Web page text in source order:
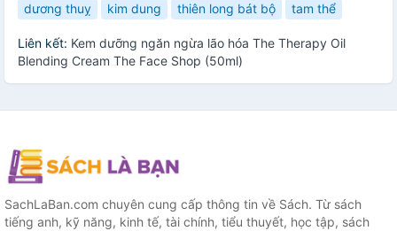
dương thuỵ
kim dung thiên long bát bộ tam thể
Liên kết: Kem dưỡng ngăn ngừa lão hóa The Therapy Oil
Blending Cream The Face Shop (50ml)
SachLaBan.com chuyên cung cấp thông tin về Sách. Từ sách
tiếng anh, kỹ năng, kinh tế, tài chính, tiểu thuyết, học tập, sách